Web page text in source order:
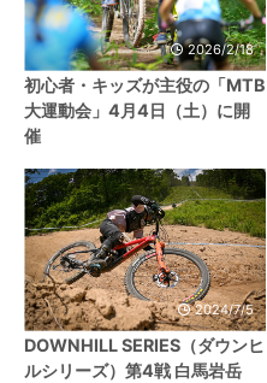
2026/2/18
初心者・キッズが主役の「MTB
大運動会」4月4日（土）に開
催
2024/7/5
DOWNHILL SERIES（ダウンヒ
ルシリーズ）第4戦 白馬岩岳